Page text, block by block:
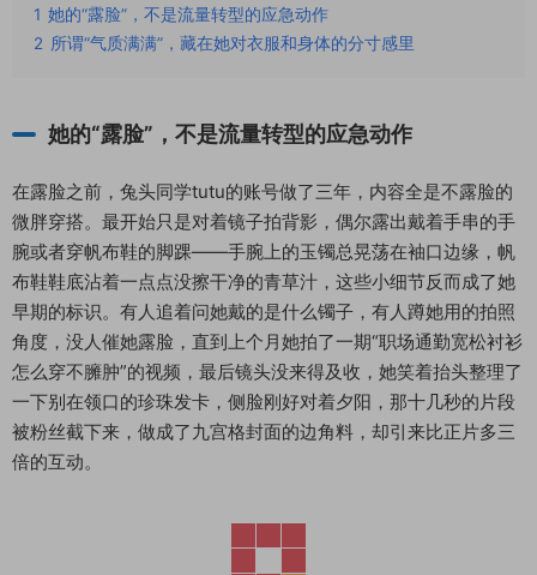
1 她的“露脸”，不是流量转型的应急动作
2 所谓“气质满满”，藏在她对衣服和身体的分寸感里
她的“露脸”，不是流量转型的应急动作
在露脸之前，兔头同学tutu的账号做了三年，内容全是不露脸的
微胖穿搭。最开始只是对着镜子拍背影，偶尔露出戴着手串的手
腕或者穿帆布鞋的脚踝——手腕上的玉镯总晃荡在袖口边缘，帆
布鞋鞋底沾着一点点没擦干净的青草汁，这些小细节反而成了她
早期的标识。有人追着问她戴的是什么镯子，有人蹲她用的拍照
角度，没人催她露脸，直到上个月她拍了一期“职场通勤宽松衬衫
怎么穿不臃肿”的视频，最后镜头没来得及收，她笑着抬头整理了
一下别在领口的珍珠发卡，侧脸刚好对着夕阳，那十几秒的片段
被粉丝截下来，做成了九宫格封面的边角料，却引来比正片多三
倍的互动。